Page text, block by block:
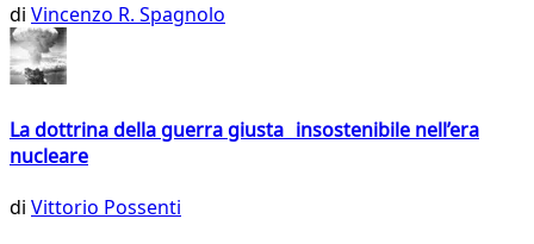
di Vincenzo R. Spagnolo
La dottrina della guerra giusta insostenibile nell’era
nucleare
di Vittorio Possenti